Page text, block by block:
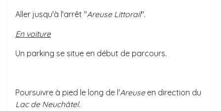
Aller jusqu'à l'arrêt "Areuse Littorail".
En voiture
Un parking se situe en début de parcours.
Poursuivre à pied le long de l'Areuseen direction du
Lac de Neuchâtel.